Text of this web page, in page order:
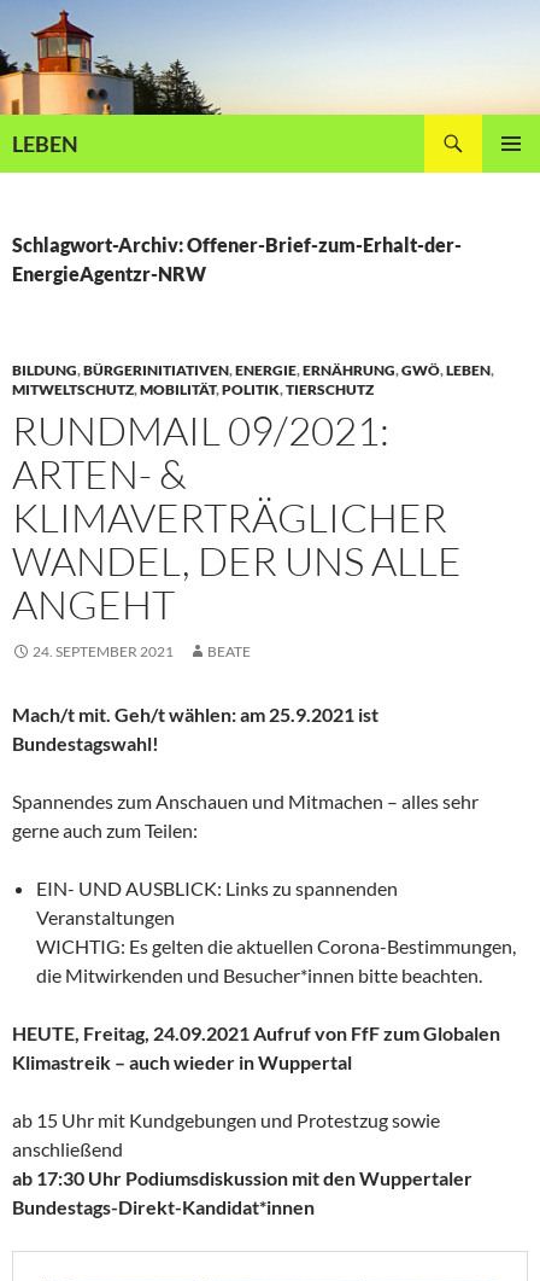
Inhalt
springen
LEBEN
Schlagwort-Archiv: Offener-Brief-zum-Erhalt-der-
EnergieAgentzr-NRW
BILDUNG,BÜRGERINITIATIVEN,ENERGIE,ERNÄHRUNG,GWÖ,LEBEN,
MITWELTSCHUTZ,MOBILITÄT,POLITIK,TIERSCHUTZ
RUNDMAIL 09/2021:
ARTEN- &
KLIMAVERTRÄGLICHER
WANDEL, DER UNS ALLE
ANGEHT
24. SEPTEMBER 2021 BEATE
Mach/t mit. Geh/t wählen: am 25.9.2021 ist
Bundestagswahl!
Spannendes zum Anschauen und Mitmachen – alles sehr
gerne auch zum Teilen:
EIN- UND AUSBLICK: Links zu spannenden
Veranstaltungen
WICHTIG: Es gelten die aktuellen Corona-Bestimmungen,
die Mitwirkenden und Besucher*innen bitte beachten.
HEUTE, Freitag, 24.09.2021 Aufruf von FfF zum Globalen
Klimastreik – auch wieder in Wuppertal
ab 15 Uhr mit Kundgebungen und Protestzug sowie
anschließend
ab 17:30 Uhr Podiumsdiskussion mit den Wuppertaler
Bundestags-Direkt-Kandidat*innen